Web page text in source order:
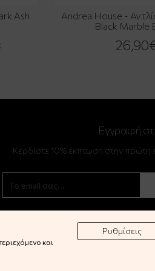
Ash
Andrea House -
Black Marble
Εγγραφή
Κερδίστε 10% έκπτωση στην πρώτη
και
Ρυθμίσεις